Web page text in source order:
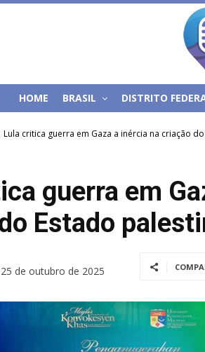
HOME BRASIL DISTRITO
Lula critica guerra em Gaza a inércia na criação
guerra em
Estado
25 de outubro de 2025